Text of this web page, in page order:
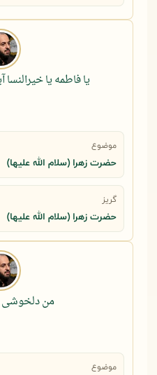
یا فاطمه یا
موضوع
حضرت زهرا (سلام الله علیها)
گریز
حضرت زهرا (سلام الله علیها)
من دلخوشی
موضوع